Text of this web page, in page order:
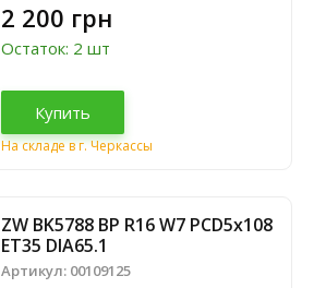
2 200 грн
Остаток: 2 шт
Купить
На складе в г. Черкассы
ZW BK5788 BP R16 W7 PCD5x108
ET35 DIA65.1
Артикул: 00109125